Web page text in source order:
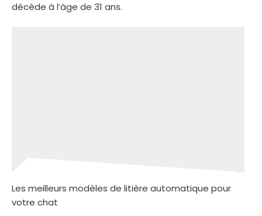
décède à l’âge de 31 ans.
Les meilleurs modèles de litière automatique pour
votre chat